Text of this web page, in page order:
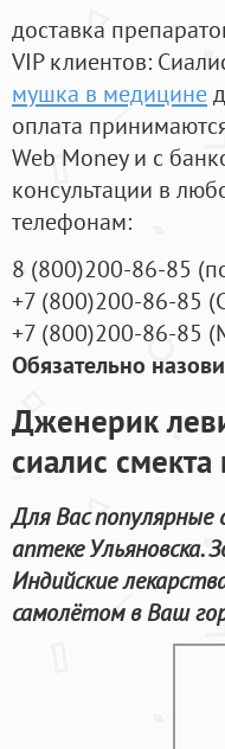
доставка
VIP клиентов:
мушка в медицине
оплата
Web Money и с
консультации в
телефонам:
8 (800)200-86-85 (
+7 (800)200-86-85 (
+7 (800)200-86-85 (
Обязательно
Дженерик
сиалис смекта
Для Вас популярные
аптеке
Индийские
самолётом в Ваш